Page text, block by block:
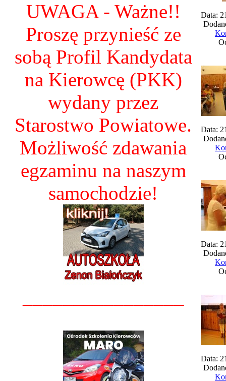
UWAGA - Ważne!!
Proszę przynieść ze
sobą Profil Kandydata
na Kierowcę (PKK)
wydany przez
Starostwo Powiatowe.
Możliwość zdawania
egzaminu na naszym
samochodzie!
Data:
Data:
Data:
Data: